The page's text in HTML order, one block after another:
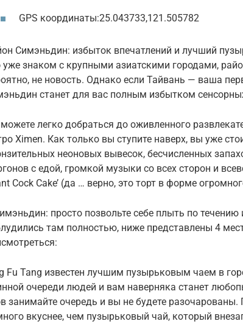
GPS координаты:25.043733,121.505782
Симэньдин: избыток впечатлений и лучший
уже знаком с крупными азиатскими городами,
не новость. Однако если Тайвань — ваша
станет для вас полным избытком
легко добраться до оживленного
Ximen. Как только вы ступите наверх, вы уже
неоновых вывесок, бесчисленных
с едой, громкой музыки со всех сторон и
Cock Cake’ (да … верно, это торт в форме
просто позвольте себе плыть по
там полностью, ниже представлены 4
Fu Tang известен лучшим пузырьковым чаем в
очереди людей и вам наверняка станет
занимайте очередь и вы не будете
вкуснее, чем пузырьковый чай, который